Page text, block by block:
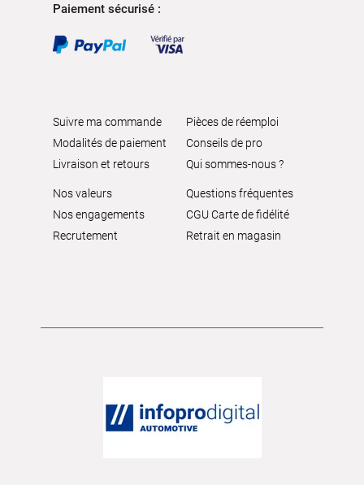
Paiement sécurisé :
Suivre ma commande
Modalités de paiement
Livraison et retours
Pièces de réemploi
Conseils de pro
Qui sommes-nous ?
Nos valeurs
Nos engagements
Recrutement
Questions fréquentes
CGU Carte de fidélité
Retrait en magasin